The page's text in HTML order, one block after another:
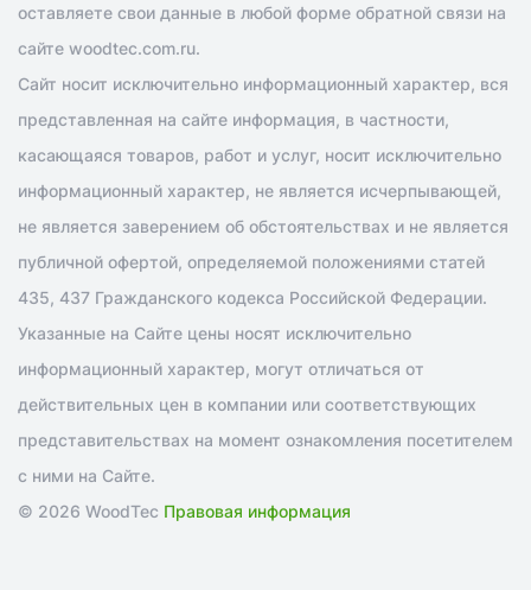
оставляете свои данные в любой форме обратной связи на
сайте woodtec.com.ru.
Сайт носит исключительно информационный характер, вся
представленная на сайте информация, в частности,
касающаяся товаров, работ и услуг, носит исключительно
информационный характер, не является исчерпывающей,
не является заверением об обстоятельствах и не является
публичной офертой, определяемой положениями статей
435, 437 Гражданского кодекса Российской Федерации.
Указанные на Сайте цены носят исключительно
информационный характер, могут отличаться от
действительных цен в компании или соответствующих
представительствах на момент ознакомления посетителем
с ними на Сайте.
© 2026 WoodTec Правовая информация